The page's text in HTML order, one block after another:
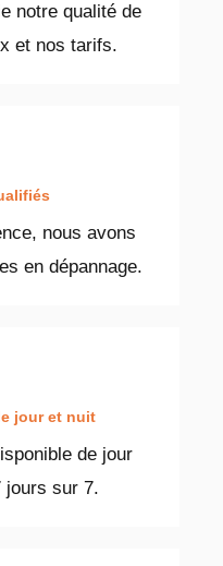
notre qualité de
et nos tarifs.
nous avons
en dépannage.
jour et nuit
de jour
jours sur 7.